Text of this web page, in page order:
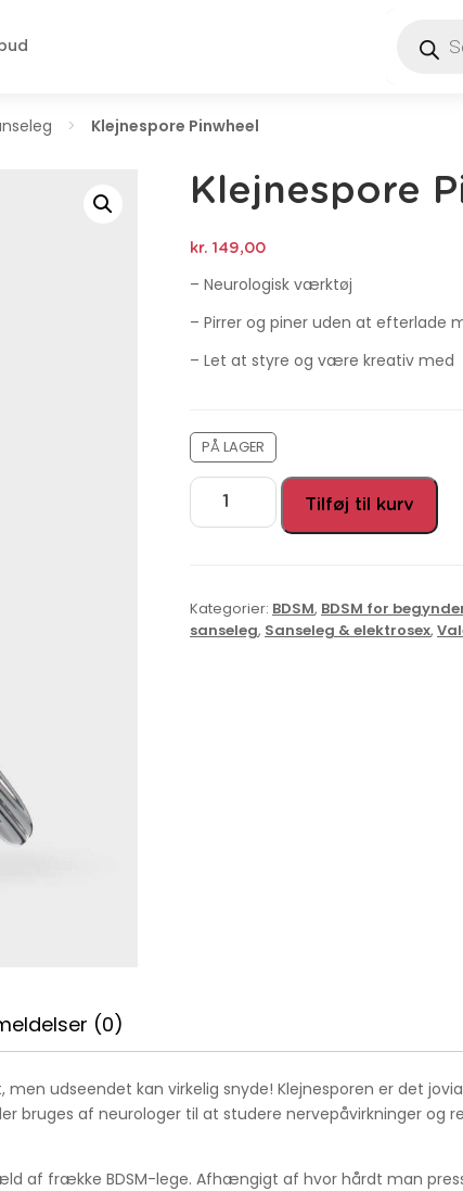
> Klejnespore Pinwheel
Klejnespore
kr. 149,00
– Neurologisk værktøj
– Pirrer og piner uden at efterlade
– Let at styre og være kreativ med
PÅ LAGER
Tilføj til kurv
Kategorier: BDSM, BDSM for
sanseleg, Sanseleg & elektrosex,
(0)
men udseendet kan virkelig snyde! Klejnesporen er det
bruges af neurologer til at studere nervepåvirkninger og
af frække BDSM-lege. Afhængigt af hvor hårdt man